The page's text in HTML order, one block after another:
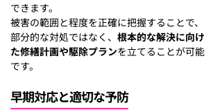
できます。
被害の範囲と程度を正確に把握することで、
部分的な対処ではなく、 根本的な解決に向け
た修繕計画や駆除プランを立てることが可能
です。
早期対応と適切な予防